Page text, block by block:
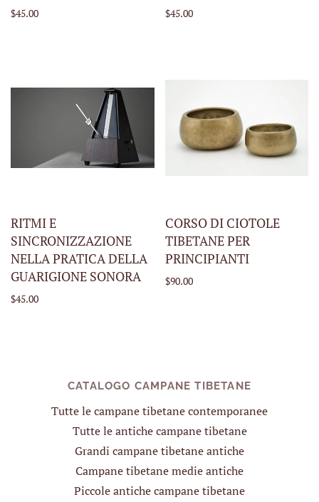
$45.00 $45.00
RITMI E
SINCRONIZZAZIONE
NELLA PRATICA DELLA
GUARIGIONE SONORA
$45.00
CORSO DI CIOTOLE
TIBETANE PER
PRINCIPIANTI
$90.00
CATALOGO CAMPANE TIBETANE
Tutte le campane tibetane contemporanee
Tutte le antiche campane tibetane
Grandi campane tibetane antiche
Campane tibetane medie antiche
Piccole antiche campane tibetane